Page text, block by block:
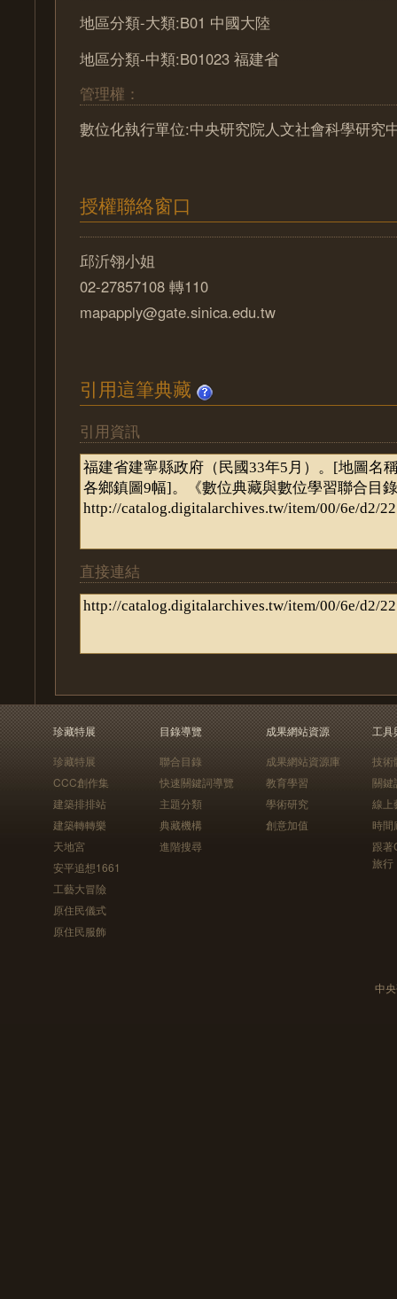
地區分類-大類:B01 中國大陸
地區分類-中類:B01023 福建省
管理權：
數位化執行單位:中央研究院人文社會科學研究
授權聯絡窗口
邱沂翎小姐
02-27857108 轉110
mapapply@gate.sinica.edu.tw
引用這筆典藏
引用資訊
直接連結
珍藏特展
珍藏特展
CCC創作集
建築排排站
建築轉轉樂
天地宮
安平追想1661
工藝大冒險
原住民儀式
原住民服飾
目錄導覽
聯合目錄
快速關鍵詞導覽
主題分類
典藏機構
進階搜尋
成果網站資源
成果網站資源庫
教育學習
學術研究
創意加值
工具
技術
關鍵
線上
時間
跟
旅行
中